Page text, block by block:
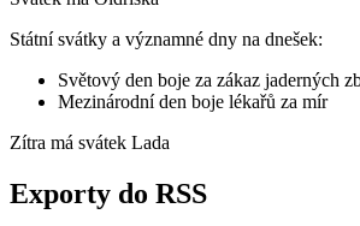
Státní svátky a významné dny na dnešek:
Světový den boje za zákaz jaderných
Mezinárodní den boje lékařů za mír
Zítra má svátek Lada
Exporty do RSS